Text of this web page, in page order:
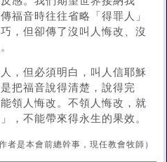
福音時往往省略「得罪人」
，但卻傳了沒叫人悔改、沒
，但必須明白，叫人信耶穌
把福音說得清楚，說得完
領人悔改。不領人悔改，就
，不能帶來得永生的果效。
者是本會前總幹事，現任教會牧師）